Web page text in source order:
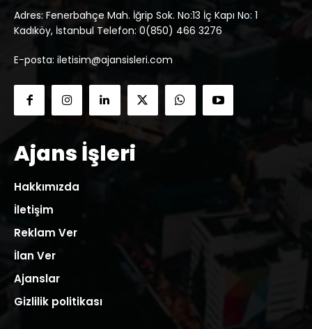
Adres: Fenerbahçe Mah. İğrip Sok. No:13 İç Kapı No: 1
Kadıköy, İstanbul Telefon: 0(850) 466 3276
E-posta: iletisim@ajansisleri.com
Ajans İşleri
Hakkımızda
İletişim
Reklam Ver
İlan Ver
Ajanslar
Gizlilik politikası